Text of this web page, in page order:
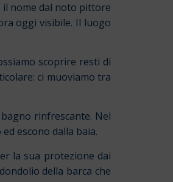
il nome dal noto pittore
oggi visibile. Il luogo
scoprire resti di
ci muoviamo tra
rinfrescante. Nel
escono dalla baia.
la sua protezione dai
della barca che